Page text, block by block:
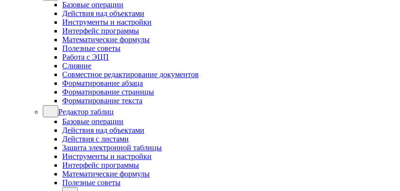
Базовые операции
Действия над объектами
Инструменты и настройки
Интерфейс программы
Математические формулы
Полезные советы
Работа с ЭЦП
Слияние
Совместное редактирование документов
Форматирование абзаца
Форматирование страницы
Форматирование текста
Редактор таблиц
Базовые операции
Действия над объектами
Действия с листами
Защита электронной таблицы
Инструменты и настройки
Интерфейс программы
Математические формулы
Полезные советы